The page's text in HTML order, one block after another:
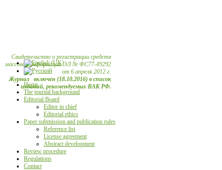
Свидетельство о регистрации средств
массовой информации ЭЛ № ФС77-49292
от 6 апреля 2012 г.
Журнал включен (18.10.2016) в список
изданий, рекомендуемых ВАК РФ.
Home
The journal background
Editorial Board
Editor in chief
Editorial ethics
Paper submission and publication rules
Reference list
License agreement
Abstract development
Review procedure
Regulations
Contact